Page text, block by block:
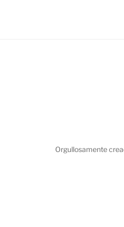
Orgullosamente